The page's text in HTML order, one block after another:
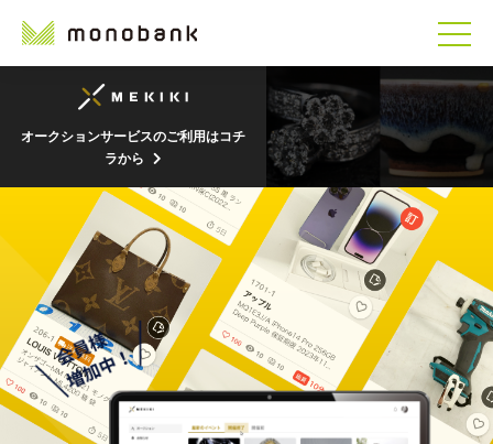
オークションサービスのご利用はコチ
ラから